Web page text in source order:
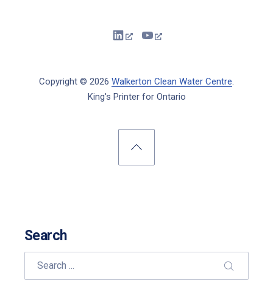
Copyright © 2026 Walkerton Clean Water Centre.
King's Printer for Ontario
New WindowNew Window
Search
Search
SEARCH